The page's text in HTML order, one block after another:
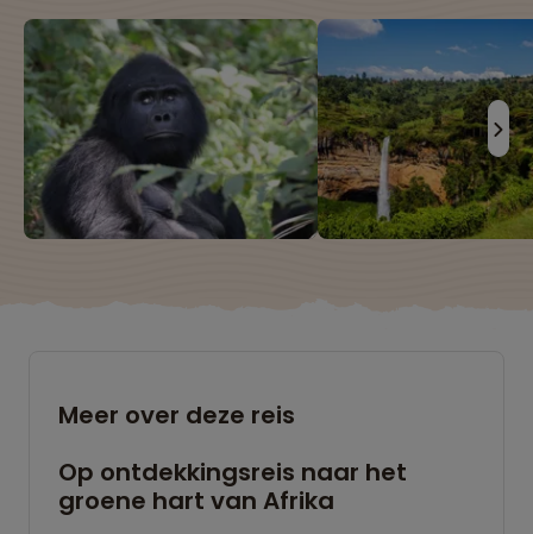
Meer over deze reis
Op ontdekkingsreis naar het
groene hart van Afrika